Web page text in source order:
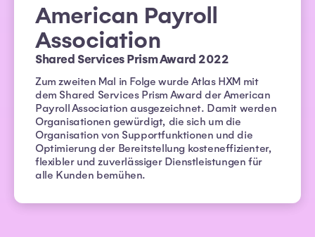
American Payroll
Association
Shared Services Prism Award 2022
Zum zweiten Mal in Folge wurde Atlas HXM mit
dem Shared Services Prism Award der American
Payroll Association ausgezeichnet. Damit werden
Organisationen gewürdigt, die sich um die
Organisation von Supportfunktionen und die
Optimierung der Bereitstellung kosteneffizienter,
flexibler und zuverlässiger Dienstleistungen für
alle Kunden bemühen.